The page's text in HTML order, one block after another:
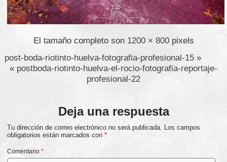
El tamaño completo son 1200 × 800pixels
post-boda-riotinto-huelva-fotografia-profesional-15 »
« postboda-riotinto-huelva-el-rocio-fotografia-reportaje-
profesional-22
Deja una respuesta
Tu dirección de correo electrónico no será publicada. Los campos
obligatorios están marcados con*
Comentario*